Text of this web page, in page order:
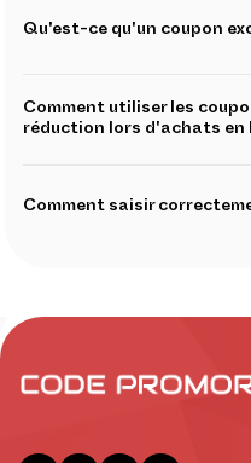
Qu'est-ce qu'un coupon
Comment utiliser les
réduction lors d'achats en
Comment saisir